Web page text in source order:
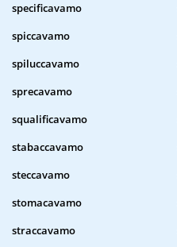
specificavamo
spiccavamo
spiluccavamo
sprecavamo
squalificavamo
stabaccavamo
steccavamo
stomacavamo
straccavamo